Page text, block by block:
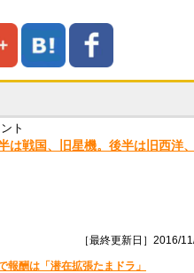
ト
は戦国、旧星機。後半は旧西洋、
［最終更新日］2016/
酬は「潜在拡張たまドラ」